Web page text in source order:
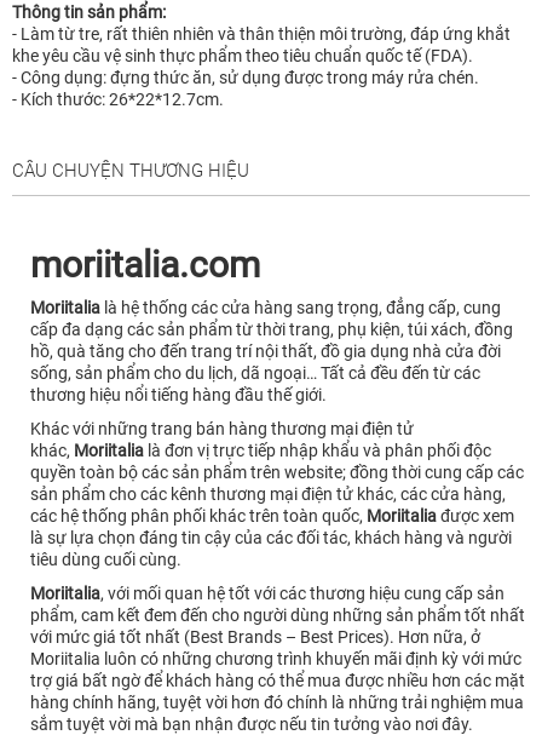
Thông tin sản phẩm:
- Làm từ tre, rất thiên nhiên và thân thiện môi trường, đáp ứng khắt
khe yêu cầu vệ sinh thực phẩm theo tiêu chuẩn quốc tế (FDA).
- Công dụng: đựng thức ăn, sử dụng được trong máy rửa chén.
- Kích thước: 26*22*12.7cm.
CÂU CHUYỆN THƯƠNG HIỆU
moriitalia.com
Moriitalia là hệ thống các cửa hàng sang trọng, đẳng cấp, cung
cấp đa dạng các sản phẩm từ thời trang, phụ kiện, túi xách, đồng
hồ, quà tăng cho đến trang trí nội thất, đồ gia dụng nhà cửa đời
sống, sản phẩm cho du lịch, dã ngoại… Tất cả đều đến từ các
thương hiệu nổi tiếng hàng đầu thế giới.
Khác với những trang bán hàng thương mại điện tử
khác, Moriitalia là đơn vị trực tiếp nhập khẩu và phân phối độc
quyền toàn bộ các sản phẩm trên website; đồng thời cung cấp các
sản phẩm cho các kênh thương mại điện tử khác, các cửa hàng,
các hệ thống phân phối khác trên toàn quốc, Moriitaliađược xem
là sự lựa chọn đáng tin cậy của các đối tác, khách hàng và người
tiêu dùng cuối cùng.
Moriitalia, với mối quan hệ tốt với các thương hiệu cung cấp sản
phẩm, cam kết đem đến cho người dùng những sản phẩm tốt nhất
với mức giá tốt nhất (Best Brands – Best Prices). Hơn nữa, ở
Moriitalia luôn có những chương trình khuyến mãi định kỳ với mức
trợ giá bất ngờ để khách hàng có thể mua được nhiều hơn các mặt
hàng chính hãng, tuyệt vời hơn đó chính là những trải nghiệm mua
sắm tuyệt vời mà bạn nhận được nếu tin tưởng vào nơi đây.